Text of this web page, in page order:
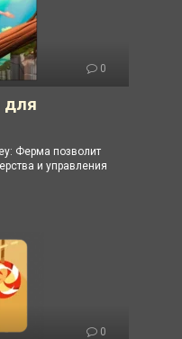
0
для
Ферма позволит
и управления
0